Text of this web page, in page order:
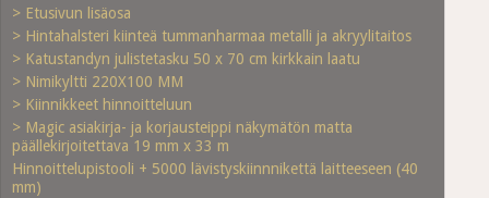
> Etusivun lisäosa
> Hintahalsteri kiinteä tummanharmaa metalli ja akryylitaitos
> Katustandyn julistetasku 50 x 70 cm kirkkain laatu
> Nimikyltti 220X100 MM
> Kiinnikkeet hinnoitteluun
> Magic asiakirja- ja korjausteippi näkymätön matta
päällekirjoitettava 19 mm x 33 m
Hinnoittelupistooli + 5000 lävistyskiinnnikettä laitteeseen (40
mm)